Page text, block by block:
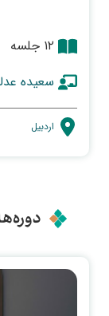
۱۲ جلسه
سعیده
اردبیل